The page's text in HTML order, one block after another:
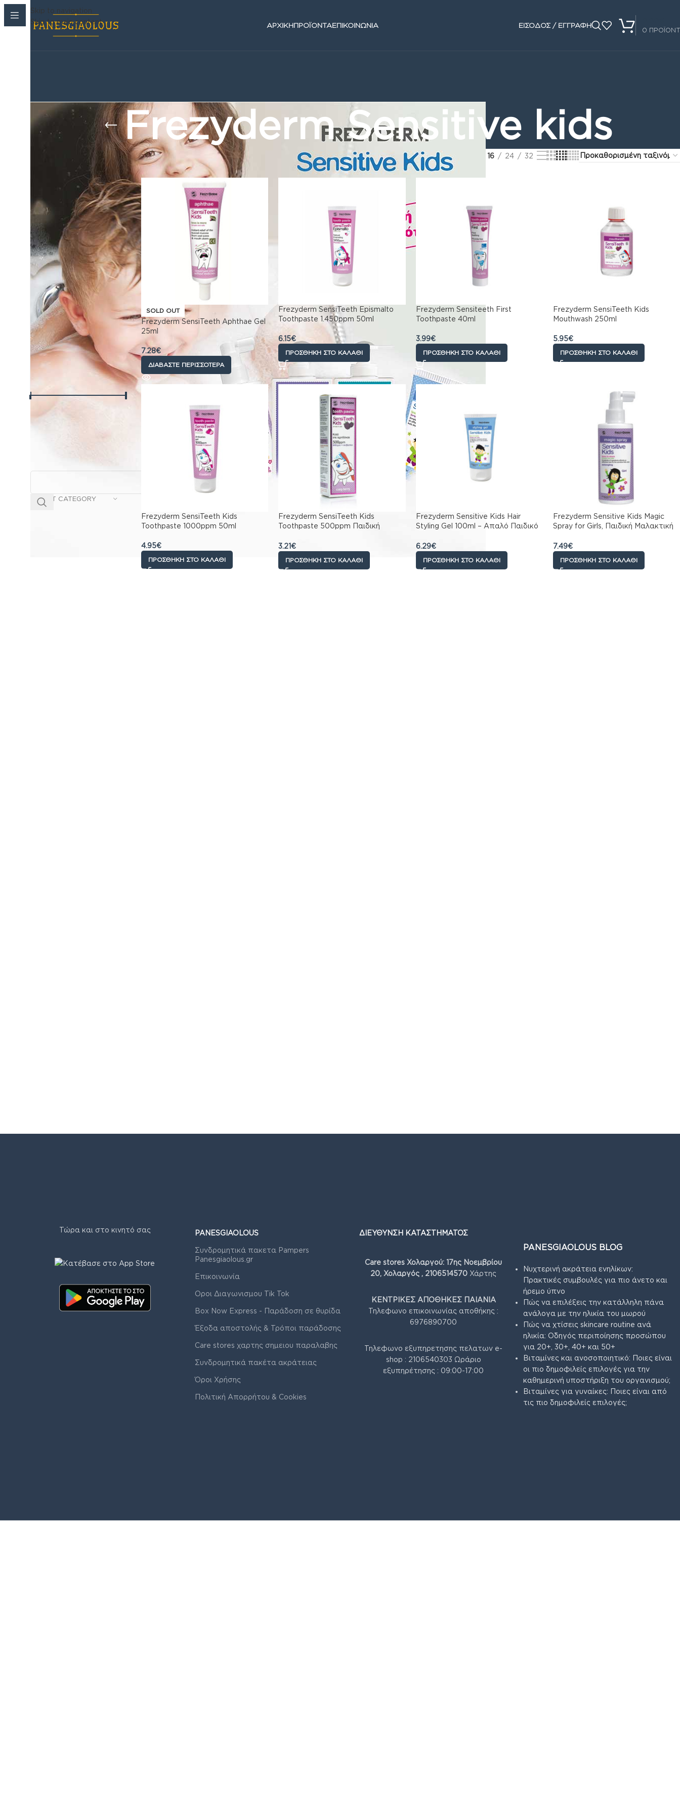
Skip to navigation
Skip to main content
ΑΡΧΙΚΗΠΡΟΪΟΝΤΑΕΠΙΚΟΙΝΩΝΙΑ ΕΙΣΟΔΟΣ / ΕΓΓΡΑΦΗ
0
Frezyderm Sensitive kids
Korean Beauty Corner
Παιδικές πάνες
Βρεφανάπτυξη›
Μωρομαντηλα
›
Ακράτεια & Φροντίδα›
Καλλυντικά›
Στοματική Υγιεινή›
Αντηλιακά
Βρεφικό γάλα›
Ειδη για το Σπιτι›
Φροντίδα›
Sex
Συμπληρωματα
διατροφης›
Κατοικίδια
Παιχνίδια
Επικοινωνια
Τιμή:
SELECT CATEGORY
Φροντίδα Frezyderm Sensitive kids 16 24 32
SOLD OUT
Frezyderm SensiTeeth Aphthae Gel
25ml
7.28€
ΔΙΑΒΆΣΤΕ ΠΕΡΙΣΣΌΤΕΡΑ
Frezyderm SensiTeeth Epismalto
Toothpaste 1.450ppm 50ml
6.15€
ΠΡΟΣΘΉΚΗ ΣΤΟ ΚΑΛΆΘΙ
Frezyderm Sensiteeth First
Toothpaste 40ml
3.99€
ΠΡΟΣΘΉΚΗ ΣΤΟ ΚΑΛΆΘΙ
Frezyderm SensiTeeth Kids
Mouthwash 250ml
5.95€
ΠΡΟΣΘΉΚΗ ΣΤΟ ΚΑΛΆΘΙ
Frezyderm SensiTeeth Kids
Toothpaste 1000ppm 50ml
4.95€
ΠΡΟΣΘΉΚΗ ΣΤΟ ΚΑΛΆΘΙ
Frezyderm SensiTeeth Kids
Toothpaste 500ppm Παιδική
Τερηδόνας, 50ml
3.21€
ΠΡΟΣΘΉΚΗ ΣΤΟ ΚΑΛΆΘΙ
Frezyderm Sensitive Kids Hair
Styling Gel 100ml – Απαλό Παιδικό
6.29€
ΠΡΟΣΘΉΚΗ ΣΤΟ ΚΑΛΆΘΙ
Frezyderm Sensitive Kids Magic
Spray for Girls, Παιδική Μαλακτική
7.49€
ΠΡΟΣΘΉΚΗ ΣΤΟ ΚΑΛΆΘΙ
Τώρα και στο κινητό σας PANESGIAOLOUS
Συνδρομητικά πακετα Pampers
Panesgiaolous.gr
Επικοινωνία
Οροι Διαγωνισμου Tik Tok
Box Now Express - Παράδοση σε θυρίδα
Έξοδα αποστολής & Τρόποι παράδοσης
Care stores χαρτης σημειου παραλαβης
Συνδρομητικά πακέτα ακράτειας
Όροι Χρήσης
Πολιτική Απορρήτου & Cookies
ΔΙΕΥΘΥΝΣΗ ΚΑΤΑΣΤΗΜΑΤΟΣ
Care stores Χολαργού: 17ης Νοεμβρίου
20, Χολαργός , 2106514570 Χάρτης
ΚΕΝΤΡΙΚΕΣ ΑΠΟΘΗΚΕΣ ΠΑΙΑΝΙΑ
Τηλεφωνο επικοινωνίας αποθήκης :
6976890700
Τηλεφωνο εξυπηρετησης πελατων e-
shop : 2106540303 Ωράριο
εξυπηρέτησης : 09:00-17:00
PANESGIAOLOUS BLOG
Νυχτερινή ακράτεια ενηλίκων:
Πρακτικές συμβουλές για πιο άνετο και
ήρεμο ύπνο
Πώς να επιλέξεις την κατάλληλη πάνα
ανάλογα με την ηλικία του μωρού
Πώς να χτίσεις skincare routine ανά
ηλικία: Οδηγός περιποίησης προσώπου
για 20+, 30+, 40+ και 50+
Βιταμίνες και ανοσοποιητικό: Ποιες είναι
οι πιο δημοφιλείς επιλογές για την
καθημερινή υποστήριξη του οργανισμού;
Βιταμίνες για γυναίκες: Ποιες είναι από
τις πιο δημοφιλείς επιλογές;